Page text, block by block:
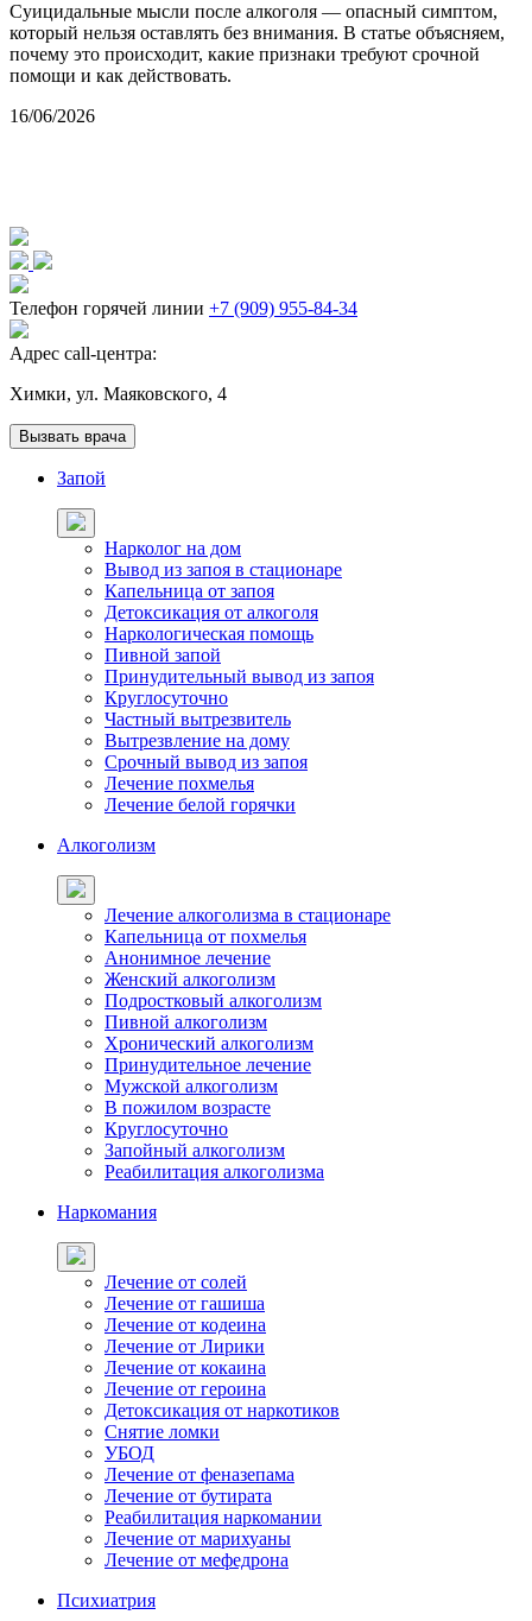
Суицидальные мысли после алкоголя — опасный симптом,
который нельзя оставлять без внимания. В статье объясняем,
почему это происходит, какие признаки требуют срочной
помощи и как действовать.
16/06/2026
Телефон горячей линии +7 (909) 955-84-34
Адрес call-центра:
Химки, ул. Маяковского, 4
Вызвать врача
Запой
Нарколог на дом
Вывод из запоя в стационаре
Капельница от запоя
Детоксикация от алкоголя
Наркологическая помощь
Пивной запой
Принудительный вывод из запоя
Круглосуточно
Частный вытрезвитель
Вытрезвление на дому
Срочный вывод из запоя
Лечение похмелья
Лечение белой горячки
Алкоголизм
Лечение алкоголизма в стационаре
Капельница от похмелья
Анонимное лечение
Женский алкоголизм
Подростковый алкоголизм
Пивной алкоголизм
Хронический алкоголизм
Принудительное лечение
Мужской алкоголизм
В пожилом возрасте
Круглосуточно
Запойный алкоголизм
Реабилитация алкоголизма
Наркомания
Лечение от солей
Лечение от гашиша
Лечение от кодеина
Лечение от Лирики
Лечение от кокаина
Лечение от героина
Детоксикация от наркотиков
Снятие ломки
УБОД
Лечение от феназепама
Лечение от бутирата
Реабилитация наркомании
Лечение от марихуаны
Лечение от мефедрона
Психиатрия